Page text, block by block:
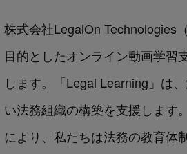
株式会社LegalOn
目的としたオンライン動画学習
します。「Legal Learning」は
い法務組織の構築を支援します
により、私たちは法務の教育体